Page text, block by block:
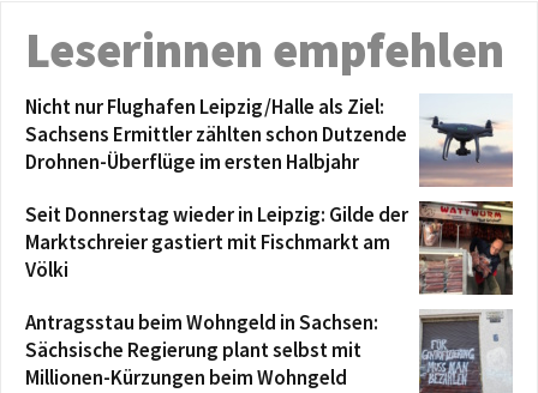
Leserinnen empfehlen
Nicht nur Flughafen Leipzig/Halle als Ziel:
Sachsens Ermittler zählten schon Dutzende
Drohnen-Überflüge im ersten Halbjahr
Seit Donnerstag wieder in Leipzig: Gilde der
Marktschreier gastiert mit Fischmarkt am
Völki
Antragsstau beim Wohngeld in Sachsen:
Sächsische Regierung plant selbst mit
Millionen-Kürzungen beim Wohngeld